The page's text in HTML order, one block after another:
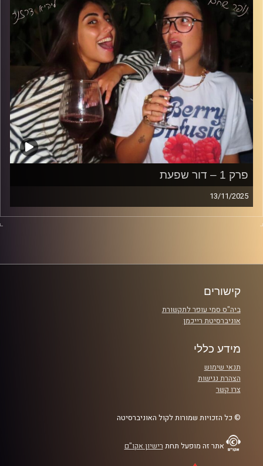
פרק 1 – דור שפעת
13/11/2025
כולנו יוצאים לאותם ברים, הולכים לאותם מסיבות וטסים
קישורים
ביה"ס סמי עופר לתקשורת
אוניברסיטת רייכמן
מידע כללי
תנאי שימוש
הצהרת נגישות
צרו קשר
© כל הזכויות שמורות לקול האוניברסיטה
אתר זה מופעל תחת רישיון אקו"ם